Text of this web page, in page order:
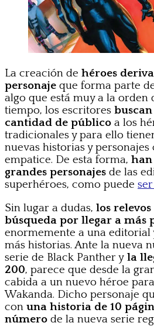
La creación de héroes
personaje que forma parte
algo que está muy a la orden
tiempo, los escritores
cantidad de público a los
tradicionales y para ello
nuevas historias y personajes
empatice. De esta forma, han
grandes personajes de las
superhéroes, como puede
Sin lugar a dudas, los
búsqueda por llegar a más
enormemente a una
más historias. Ante la nueva
serie de Black Panther y la
200, parece que desde la
cabida a un nuevo héroe
Wakanda. Dicho personaje
con una historia de 10
número de la nueva serie